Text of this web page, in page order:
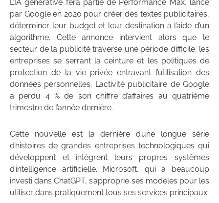
L’IA générative fera partie de Performance Max, lancé
par Google en 2020 pour créer des textes publicitaires,
déterminer leur budget et leur destination à l’aide d’un
algorithme. Cette annonce intervient alors que le
secteur de la publicité traverse une période difficile, les
entreprises se serrant la ceinture et les politiques de
protection de la vie privée entravant l’utilisation des
données personnelles. L’activité publicitaire de Google
a perdu 4 % de son chiffre d’affaires au quatrième
trimestre de l’année dernière.
Cette nouvelle est la dernière d’une longue série
d’histoires de grandes entreprises technologiques qui
développent et intègrent leurs propres systèmes
d’intelligence artificielle. Microsoft, qui a beaucoup
investi dans ChatGPT, s’approprie ses modèles pour les
utiliser dans pratiquement tous ses services principaux.